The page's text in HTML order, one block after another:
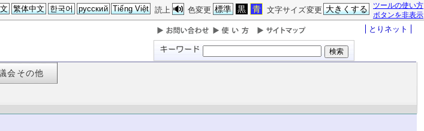
ツールの使い方
ボタンを非表示
文字サイズ変更 大きくする
色変更 標準 黒 青
読上
繁体中文 한국어 русский Tiếng Việt
とりネット
会その他